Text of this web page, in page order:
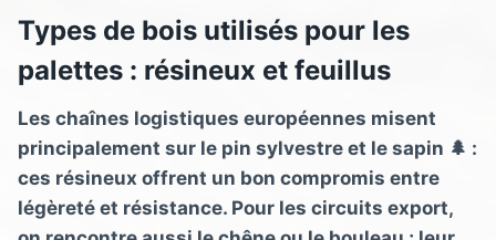
Types de bois utilisés pour les
palettes : résineux et feuillus
Les chaînes logistiques européennes misent
principalement sur le pin sylvestre et le sapin 🌲 :
ces résineux offrent un bon compromis entre
légèreté et résistance. Pour les circuits export,